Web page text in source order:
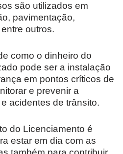
são utilizados em
pavimentação,
outros.
como o dinheiro do
pode ser a instalação
em pontos críticos de
e prevenir a
acidentes de trânsito.
do Licenciamento é
estar em dia com as